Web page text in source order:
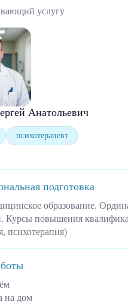
услугу
Анатольевич
психотерапевт
подготовка
образование.
Курсы повышения
психотерапия)
на дом